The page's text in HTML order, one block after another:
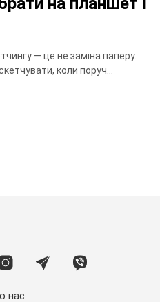
— це не заміна паперу.
коли поруч…
нас